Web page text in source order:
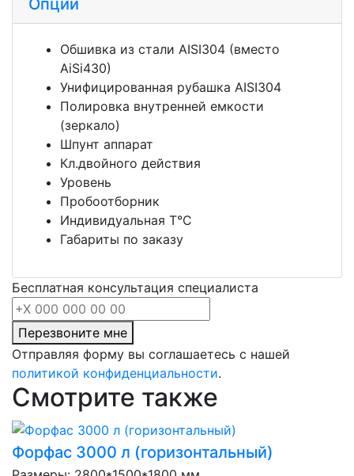
Опции
Обшивка из стали AISI304 (вместо
AiSi430)
Унифицированная рубашка AISI304
Полировка внутренней емкости
(зеркало)
Шпунт аппарат
Кл.двойного действия
Уровень
Пробоотборник
Индивидуальная Т°С
Габариты по заказу
Бесплатная консультация специалиста
Перезвоните мне
Отправляя форму вы соглашаетесь с нашей
политикой конфиденциальности.
Смотрите также
Форфас 3000 л (горизонтальный)